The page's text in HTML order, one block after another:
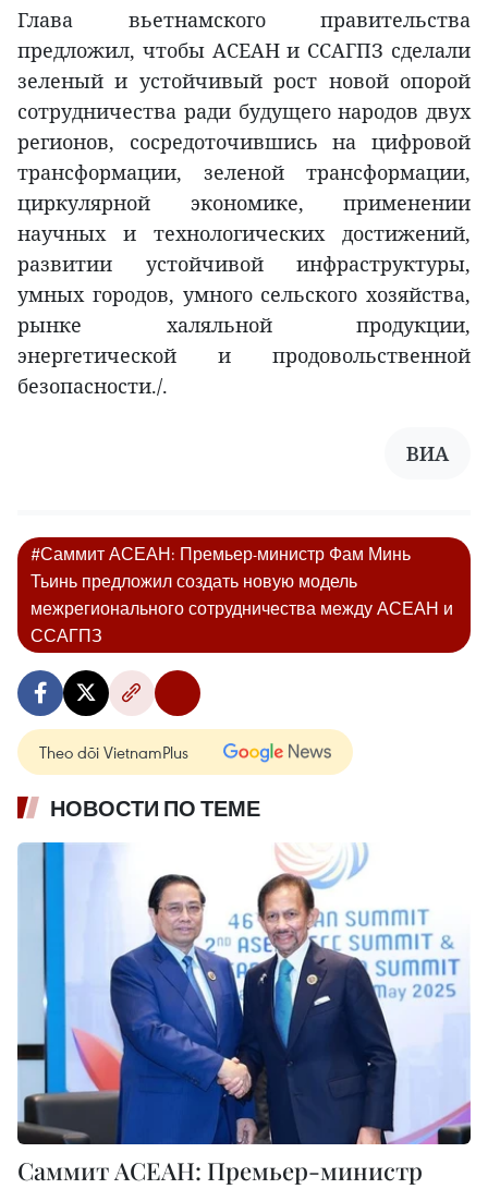
Глава вьетнамского правительства
предложил, чтобы АСЕАН и ССАГПЗ сделали
зеленый и устойчивый рост новой опорой
сотрудничества ради будущего народов двух
регионов, сосредоточившись на цифровой
трансформации, зеленой трансформации,
циркулярной экономике, применении
научных и технологических достижений,
развитии устойчивой инфраструктуры,
умных городов, умного сельского хозяйства,
рынке халяльной продукции,
энергетической и продовольственной
безопасности./.
ВИА
#Саммит АСЕАН: Премьер-министр Фам Минь
Тьинь предложил создать новую модель
межрегионального сотрудничества между АСЕАН и
ССАГПЗ
Theo dõi VietnamPlus
НОВОСТИ ПО ТЕМЕ
Саммит АСЕАН: Премьер-министр